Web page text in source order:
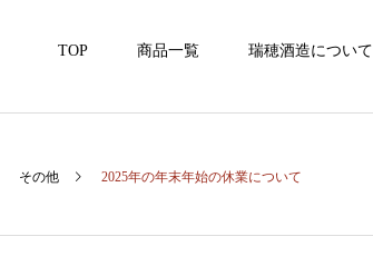
TOP 商品一覧 瑞穂酒造について
その他 2025年の年末年始の休業について